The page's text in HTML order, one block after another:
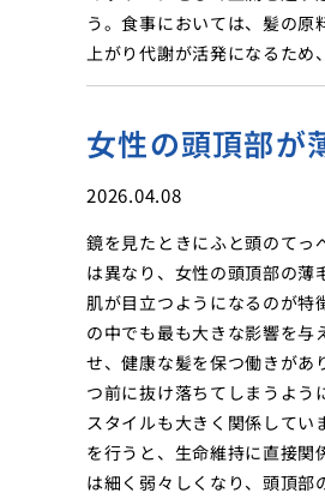
う。食事においては、髪の
上がり代謝が活発になるため
女性の頭頂部が
2026.04.08
鏡を見たときにふと頭のてっ
は異なり、女性の頭頂部の
肌が目立つようになるのが特
の中でも最も大きな影響を与
せ、健康な髪を保つ働きがあ
つ前に抜け落ちてしまうよう
スタイルも大きく関係して
を行うと、生命維持に直接
は細く弱々しくなり、頭頂